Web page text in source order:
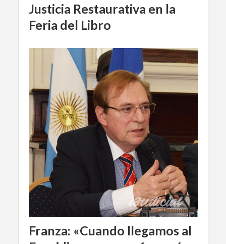
Justicia Restaurativa en la
Feria del Libro
Franza: «Cuando llegamos al